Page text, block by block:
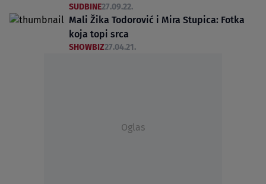
SUDBINE27.09.22.
Mali Žika Todorović i Mira Stupica: Fotka
koja topi srca
SHOWBIZ27.04.21.
Oglas